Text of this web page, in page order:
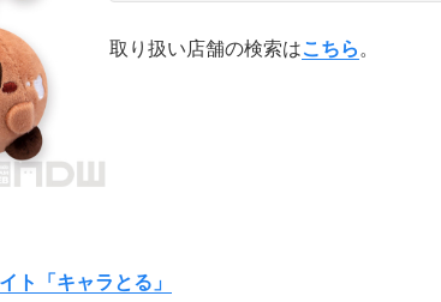
取り扱い店舗の検索はこちら 。
ト「キャラとる」